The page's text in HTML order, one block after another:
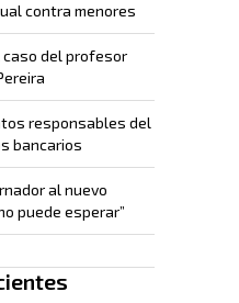
contra menores
del profesor
responsables del
bancarios
al nuevo
puede esperar”